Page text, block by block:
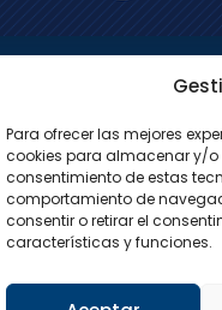
Para ofrecer las mejores
cookies para almacenar y/o
consentimiento de estas
comportamiento de
consentir o retirar el
características y funciones.
F
a
c
e
b
o
o
-
X
-
t
w
i
t
t
r
I
n
s
t
a
g
r
m